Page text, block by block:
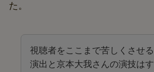
た。
視聴者をここまで苦しくさせる
演出と京本大我さんの演技はす